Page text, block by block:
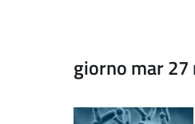
giorno mar 27